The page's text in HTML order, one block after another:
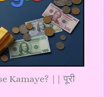
Kamaye? || पूरी